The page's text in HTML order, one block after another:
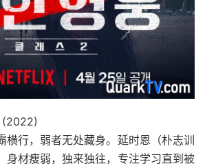
(2022)
横行，弱者无处藏身。延时恩（朴志训
身材瘦弱，独来独往，专注学习直到被